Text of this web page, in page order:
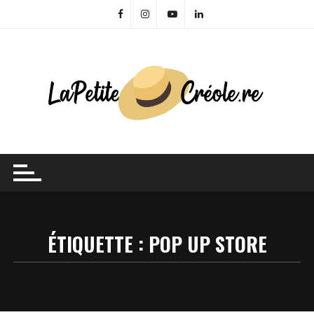
ÉTIQUETTE : POP UP STORE